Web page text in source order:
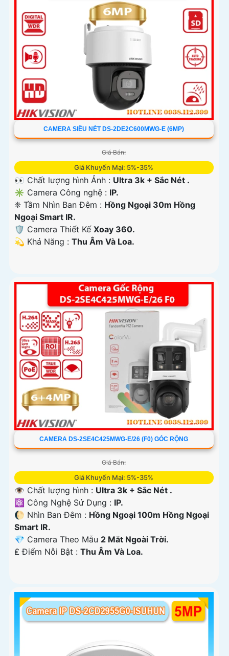
CAMERA SIÊU NÉT DS-2DE2C600MWG-E (6MP)
Giá Bán:
Giá Khuyến Mại: 5%-35%
👀 Chất lượng hình Ảnh : Ultra 3k + Sắc Nét .
✳️ Camera Công nghệ : IP.
❈ Tầm Nhìn Ban Đêm : Hồng Ngoại 30m Hồng
Ngoại Smart IR.
🛡 Camera Thiết Kế Xoay 360.
️💫 Khả Năng : Thu Âm Và Loa.
CAMERA DS-2SE4C425MWG-E/26 (F0) GÓC RỘNG
Giá Bán:
Giá Khuyến Mại: 5%-35%
👁 Chất lượng hình : Ultra 3k + Sắc Nét .
⚛️ Công Nghệ Sử Dụng : IP.
🌔 Nhìn Ban Đêm : Hồng Ngoại 100m Hồng Ngoại
Smart IR.
💎 Camera Theo Mẫu 2 Mắt Ngoài Trời.
️₤ Điểm Nỗi Bật : Thu Âm Và Loa.